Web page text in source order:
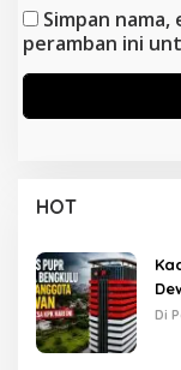
Simpan nama,
peramban ini
HOT
Di